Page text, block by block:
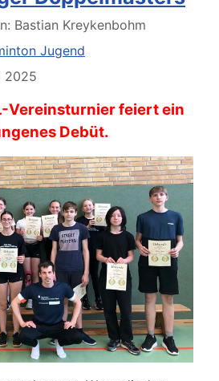
Bastian Kreykenbohm
Jugend
2025
Vereinsturnier feiert ein
Debüt.